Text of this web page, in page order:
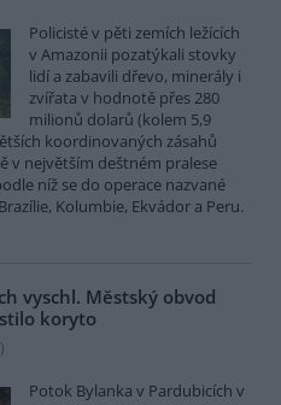
Policisté v pěti zemích ležících
v Amazonii pozatýkali stovky
lidí a zabavili dřevo, minerály i
zvířata v hodnotě přes 280
milionů dolarů (kolem 5,9
koordinovaných zásahů
největším deštném pralese
níž se do operace nazvané
Kolumbie, Ekvádor a Peru.
vyschl. Městský obvod
koryto
)
Potok Bylanka v Pardubicích v